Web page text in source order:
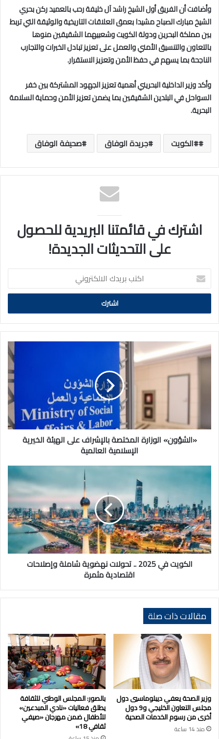
وأضافت أن الفريق أول الشيخ راشد آل خليفة رحب بالعميد ركن بحري
الشيخ مبارك الصباح مشيدا بعمق العلاقات التاريخية والوثيقة التي تربط
بين مملكة البحرين ودولة الكويت وشعبيهما الشقيقين منوها
بالتعاون والتنسيق الأمني والعمل على تعزيز تبادل الخبرات والتجارب
الناجحة بما يسهم في حفظ الأمن وتعزيز الاستقرار.
وأكد وزير الداخلية البحريني أهمية تعزيز الجهود المشتركة بين خفر
السواحل في البلدين الشقيقين بما يضمن تعزيز الأمن وحماية السلامة
البحرية.
#الكويت جريدة الوفاق صحيفة الوفاق
اشترك في قائمتنا البريدية للحصول
على التحديثات الجديدة!
اكتب
بريدك
الالكتروني
«الشؤون»
الوزارة
المختصة
بالإشراف
العالمية
«الشؤون» الوزارة المختصة بالإشراف على الهيئة الخيرية
الإسلامية العالمية
الكويت
في
2025
تحولات
نهضوية
شاملة
وإصلاحات
اقتصادية
الكويت في 2025 .. تحولات نهضوية شاملة وإصلاحات
اقتصادية مثمرة
مقالات ذات صلة
وزير الصحة يعفي ديبلوماسيي دول
مجلس التعاون الخليجي و9 دول
أخرى من رسوم الخدمات الصحية
منذ 14 ساعة
بالصور: المجلس الوطني للثقافة
يطلق فعاليات «نادي المبدعين»
للأطفال ضمن مهرجان «صيفي
ثقافي 18»